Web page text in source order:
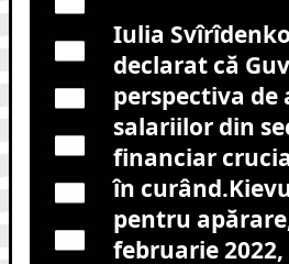
Iulia
declarat că
perspectiva
salariilor din
financiar
în curând.
pentru
februarie